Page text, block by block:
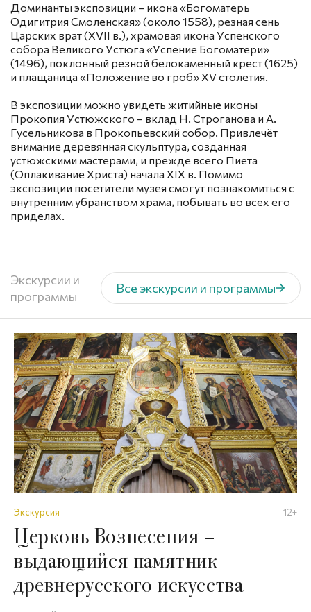
Доминанты экспозиции – икона «Богоматерь
Одигитрия Смоленская» (около 1558), резная сень
Царских врат (ХVII в.), храмовая икона Успенского
собора Великого Устюга «Успение Богоматери»
(1496), поклонный резной белокаменный крест (1625)
и плащаница «Положение во гроб» ХV столетия.
В экспозиции можно увидеть житийные иконы
Прокопия Устюжского – вклад Н. Строганова и А.
Гусельникова в Прокопьевский собор. Привлечёт
внимание деревянная скульптура, созданная
устюжскими мастерами, и прежде всего Пиета
(Оплакивание Христа) начала XIX в. Помимо
экспозиции посетители музея смогут познакомиться с
внутренним убранством храма, побывать во всех его
приделах.
Экскурсии и
программы
Все экскурсии и программы
Экскурсия 12+
Церковь Вознесения –
выдающийся памятник
древнерусского искусства